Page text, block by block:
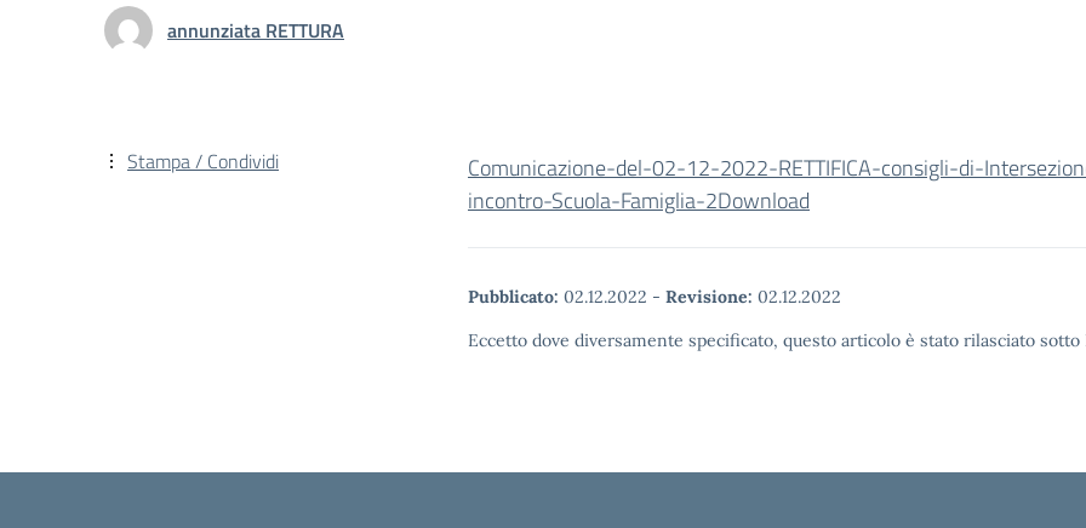
annunziata RETTURA
Comunicazione-del-02-12-2022-RETTIFICA-consigli-di-
incontro-Scuola-Famiglia-2Download
Pubblicato: 02.12.2022 - Revisione: 02.12.2022
Eccetto dove diversamente specificato, questo articolo è stato rilasciato
Stampa / Condividi